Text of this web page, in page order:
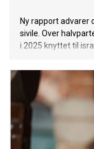
Ny rapport advarer
sivile. Over
i 2025 knyttet til